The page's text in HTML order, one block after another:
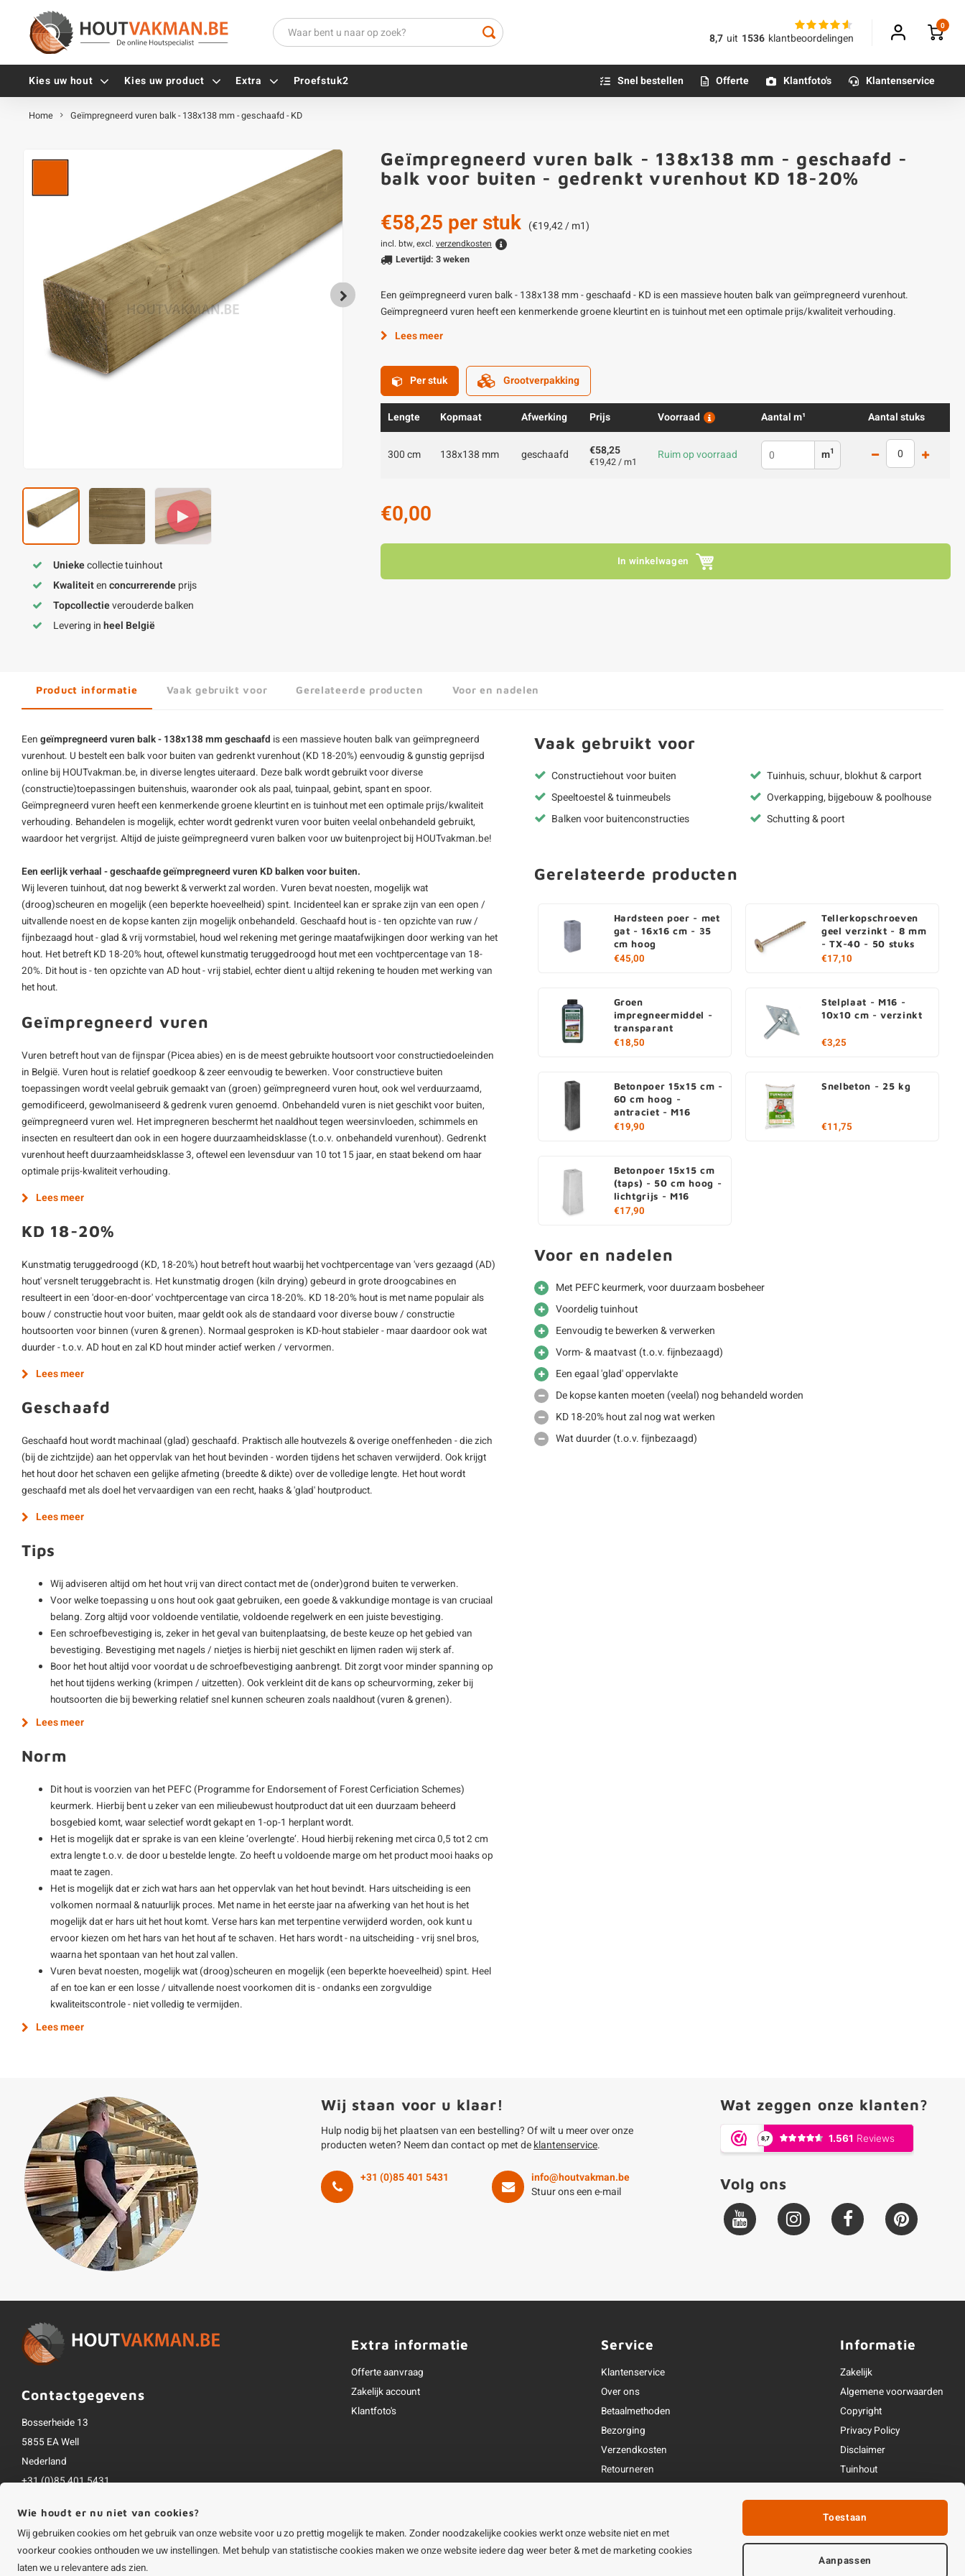
8,7 uit 1536 klantbeoordelingen
0
Kies uw hout Kies uw product Extra
Tellerkopschroeven
Verzinkte schroeven
Zwarte schroeven
Alle vijzen
Stelplaten
Hoekankers
Terrasdragers
B-fix
Verbindingsstukken
Houten pennen
Blauwsteen sokkels
Olie - voor buiten
Impregneer
Olie en lak - voor binnen
Betonmortels
Alle poten & onderstellen
Proefstuk2 Snel bestellen Offerte Klantfoto's Klantenservice
Home Geïmpregneerd vuren balk - 138x138 mm - geschaafd - KD
Uniekecollectie tuinhout
Kwaliteitenconcurrerendeprijs
Topcollectieverouderde balken
Levering inheel België
Geïmpregneerd vuren balk - 138x138 mm - geschaafd -
balk voor buiten - gedrenkt vurenhout KD 18-20%
€58,25 per stuk (€19,42 / m1)
incl. btw, excl. verzendkosten
Levertijd: 3 weken
Een geïmpregneerd vuren balk - 138x138 mm - geschaafd - KD is een massieve houten balk van geïmpregneerd vurenhout.
Geïmpregneerd vuren heeft een kenmerkende groene kleurtint en is tuinhout met een optimale prijs/kwaliteit verhouding.
Lees meer
Per stuk Grootverpakking
Lengte Kopmaat Afwerking Prijs Voorraad Aantal m¹ Aantal stuks
300 cm 138x138 mm geschaafd €58,25
€19,42 / m1 Ruim op voorraad m1
€0,00
In winkelwagen
Product informatie Vaak gebruikt voor Gerelateerde producten Voor en nadelen
Een geïmpregneerd vuren balk - 138x138 mm geschaafd is een massieve houten balk van geïmpregneerd
vurenhout. U bestelt een balk voor buiten van gedrenkt vurenhout (KD 18-20%) eenvoudig & gunstig geprijsd
online bij HOUTvakman.be, in diverse lengtes uiteraard. Deze balk wordt gebruikt voor diverse
(constructie)toepassingen buitenshuis, waaronder ook als paal, tuinpaal, gebint, spant en spoor.
Geïmpregneerd vuren heeft een kenmerkende groene kleurtint en is tuinhout met een optimale prijs/kwaliteit
verhouding. Behandelen is mogelijk, echter wordt gedrenkt vuren voor buiten veelal onbehandeld gebruikt,
waardoor het vergrijst. Altijd de juiste geïmpregneerd vuren balken voor uw buitenproject bij HOUTvakman.be!
Een eerlijk verhaal - geschaafde geïmpregneerd vuren KD balken voor buiten.
Wij leveren tuinhout, dat nog bewerkt & verwerkt zal worden. Vuren bevat noesten, mogelijk wat
(droog)scheuren en mogelijk (een beperkte hoeveelheid) spint. Incidenteel kan er sprake zijn van een open /
uitvallende noest en de kopse kanten zijn mogelijk onbehandeld. Geschaafd hout is - ten opzichte van ruw /
fijnbezaagd hout - glad & vrij vormstabiel, houd wel rekening met geringe maatafwijkingen door werking van het
hout. Het betreft KD 18-20% hout, oftewel kunstmatig teruggedroogd hout met een vochtpercentage van 18-
20%. Dit hout is - ten opzichte van AD hout - vrij stabiel, echter dient u altijd rekening te houden met werking van
het hout.
Geïmpregneerd vuren
Vuren betreft hout van de fijnspar (Picea abies) en is de meest gebruikte houtsoort voor constructiedoeleinden
in België. Vuren hout is relatief goedkoop & zeer eenvoudig te bewerken. Voor constructieve buiten
toepassingen wordt veelal gebruik gemaakt van (groen) geïmpregneerd vuren hout, ook wel verduurzaamd,
gemodificeerd, gewolmaniseerd & gedrenk vuren genoemd. Onbehandeld vuren is niet geschikt voor buiten,
geïmpregneerd vuren wel. Het impregneren beschermt het naaldhout tegen weersinvloeden, schimmels en
insecten en resulteert dan ook in een hogere duurzaamheidsklasse (t.o.v. onbehandeld vurenhout). Gedrenkt
vurenhout heeft duurzaamheidsklasse 3, oftewel een levensduur van 10 tot 15 jaar, en staat bekend om haar
optimale prijs-kwaliteit verhouding.
Lees meer
KD 18-20%
Kunstmatig teruggedroogd (KD, 18-20%) hout betreft hout waarbij het vochtpercentage van 'vers gezaagd (AD)
hout' versnelt teruggebracht is. Het kunstmatig drogen (kiln drying) gebeurd in grote droogcabines en
resulteert in een 'door-en-door' vochtpercentage van circa 18-20%. KD 18-20% hout is met name populair als
bouw / constructie hout voor buiten, maar geldt ook als de standaard voor diverse bouw / constructie
houtsoorten voor binnen (vuren & grenen). Normaal gesproken is KD-hout stabieler - maar daardoor ook wat
duurder - t.o.v. AD hout en zal KD hout minder actief werken / vervormen.
Lees meer
Geschaafd
Geschaafd hout wordt machinaal (glad) geschaafd. Praktisch alle houtvezels & overige oneffenheden - die zich
(bij de zichtzijde) aan het oppervlak van het hout bevinden - worden tijdens het schaven verwijderd. Ook krijgt
het hout door het schaven een gelijke afmeting (breedte & dikte) over de volledige lengte. Het hout wordt
geschaafd met als doel het vervaardigen van een recht, haaks & 'glad' houtproduct.
Lees meer
Tips
Wij adviseren altijd om het hout vrij van direct contact met de (onder)grond buiten te verwerken.
Voor welke toepassing u ons hout ook gaat gebruiken, een goede & vakkundige montage is van cruciaal
belang. Zorg altijd voor voldoende ventilatie, voldoende regelwerk en een juiste bevestiging.
Een schroefbevestiging is, zeker in het geval van buitenplaatsing, de beste keuze op het gebied van
bevestiging. Bevestiging met nagels / nietjes is hierbij niet geschikt en lijmen raden wij sterk af.
Boor het hout altijd voor voordat u de schroefbevestiging aanbrengt. Dit zorgt voor minder spanning op
het hout tijdens werking (krimpen / uitzetten). Ook verkleint dit de kans op scheurvorming, zeker bij
houtsoorten die bij bewerking relatief snel kunnen scheuren zoals naaldhout (vuren & grenen).
Lees meer
Norm
Dit hout is voorzien van het PEFC (Programme for Endorsement of Forest Cerficiation Schemes)
keurmerk. Hierbij bent u zeker van een milieubewust houtproduct dat uit een duurzaam beheerd
bosgebied komt, waar selectief wordt gekapt en 1-op-1 herplant wordt.
Het is mogelijk dat er sprake is van een kleine ‘overlengte’. Houd hierbij rekening met circa 0,5 tot 2 cm
extra lengte t.o.v. de door u bestelde lengte. Zo heeft u voldoende marge om het product mooi haaks op
maat te zagen.
Het is mogelijk dat er zich wat hars aan het oppervlak van het hout bevindt. Hars uitscheiding is een
volkomen normaal & natuurlijk proces. Met name in het eerste jaar na afwerking van het hout is het
mogelijk dat er hars uit het hout komt. Verse hars kan met terpentine verwijderd worden, ook kunt u
ervoor kiezen om het hars van het hout af te schaven. Het hars wordt - na uitscheiding - vrij snel bros,
waarna het spontaan van het hout zal vallen.
Vuren bevat noesten, mogelijk wat (droog)scheuren en mogelijk (een beperkte hoeveelheid) spint. Heel
af en toe kan er een losse / uitvallende noest voorkomen dit is - ondanks een zorgvuldige
kwaliteitscontrole - niet volledig te vermijden.
Lees meer
Vaak gebruikt voor
Constructiehout voor buiten
Speeltoestel & tuinmeubels
Balken voor buitenconstructies
Tuinhuis, schuur, blokhut & carport
Overkapping, bijgebouw & poolhouse
Schutting & poort
Gerelateerde producten
Hardsteen poer - met
gat - 16x16 cm - 35
cm hoog
€45,00
Tellerkopschroeven
geel verzinkt - 8 mm
- TX-40 - 50 stuks
€17,10
Groen
impregneermiddel -
transparant
€18,50
Stelplaat - M16 -
10x10 cm - verzinkt
€3,25
Betonpoer 15x15 cm -
60 cm hoog -
antraciet - M16
€19,90
Snelbeton - 25 kg
€11,75
Betonpoer 15x15 cm
(taps) - 50 cm hoog -
lichtgrijs - M16
€17,90
Voor en nadelen
Met PEFC keurmerk, voor duurzaam bosbeheer
Voordelig tuinhout
Eenvoudig te bewerken & verwerken
Vorm- & maatvast (t.o.v. fijnbezaagd)
Een egaal 'glad' oppervlakte
De kopse kanten moeten (veelal) nog behandeld worden
KD 18-20% hout zal nog wat werken
Wat duurder (t.o.v. fijnbezaagd)
Wij staan voor u klaar!
Hulp nodig bij het plaatsen van een bestelling? Of wilt u meer over onze
producten weten? Neem dan contact op met deklantenservice.
+31 (0)85 401 5431
info@houtvakman.be
Stuur ons een e-mail
Wat zeggen onze klanten?
Volg ons
Contactgegevens
Bosserheide 13
5855 EA Well
Nederland
+31 (0)85 401 5431
Alle bedragen zijn incl. btw
Extra informatie
Offerte aanvraag
Zakelijk account
Klantfoto's
Service
Klantenservice
Over ons
Betaalmethoden
Bezorging
Verzendkosten
Retourneren
Openingstijden & contact
Informatie
Zakelijk
Algemene voorwaarden
Copyright
Privacy Policy
Disclaimer
Tuinhout
Wie houdt er nu niet van cookies?
Wij gebruiken cookies om het gebruik van onze website voor u zo prettig mogelijk te maken. Zonder noodzakelijke cookies werkt onze website niet en met
voorkeur cookies onthouden we uw instellingen. Met behulp van statistische cookies maken we onze website iedere dag weer beter & met de marketing cookies
laten we u relevantere ads zien.
Toestaan
Aanpassen